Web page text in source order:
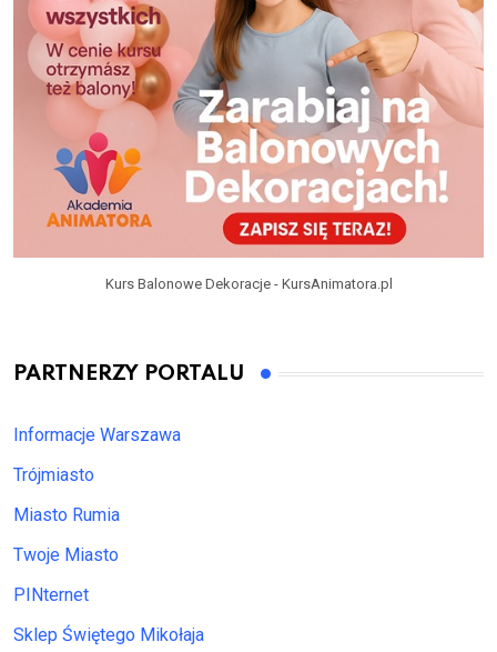
Kurs Balonowe Dekoracje - KursAnimatora.pl
PARTNERZY PORTALU
Informacje Warszawa
Trójmiasto
Miasto Rumia
Twoje Miasto
PINternet
Sklep Świętego Mikołaja